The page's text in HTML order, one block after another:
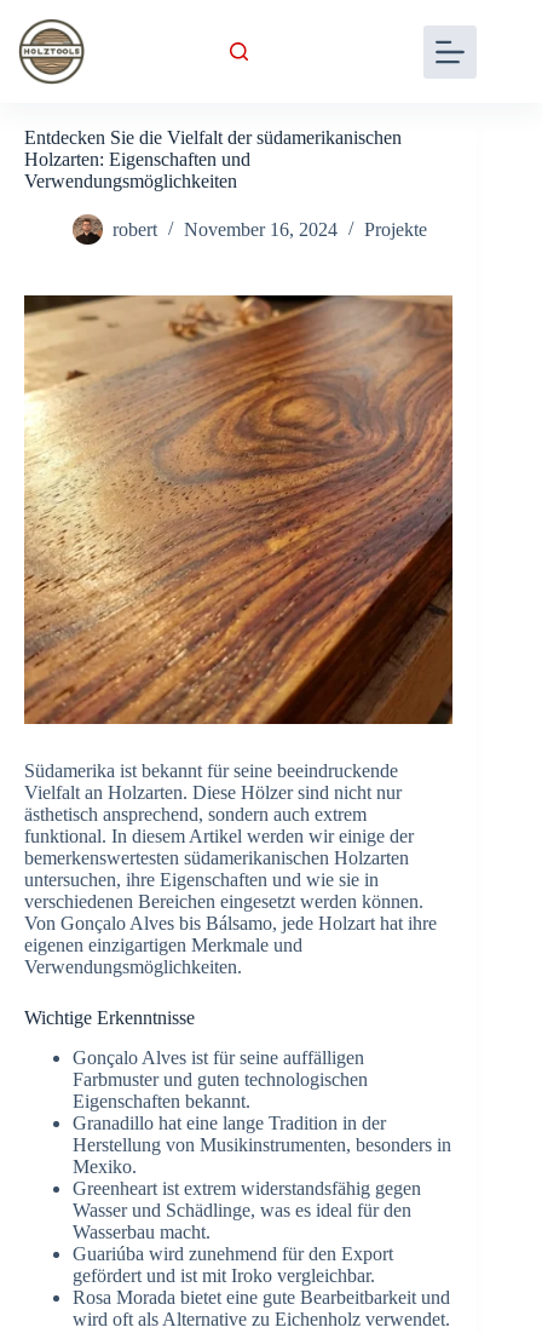
content
Entdecken Sie die Vielfalt der südamerikanischen
Holzarten: Eigenschaften und
Verwendungsmöglichkeiten
robert November 16, 2024 Projekte
Südamerika ist bekannt für seine beeindruckende
Vielfalt an Holzarten. Diese Hölzer sind nicht nur
ästhetisch ansprechend, sondern auch extrem
funktional. In diesem Artikel werden wir einige der
bemerkenswertesten südamerikanischen Holzarten
untersuchen, ihre Eigenschaften und wie sie in
verschiedenen Bereichen eingesetzt werden können.
Von Gonçalo Alves bis Bálsamo, jede Holzart hat ihre
eigenen einzigartigen Merkmale und
Verwendungsmöglichkeiten.
Wichtige Erkenntnisse
Gonçalo Alves ist für seine auffälligen
Farbmuster und guten technologischen
Eigenschaften bekannt.
Granadillo hat eine lange Tradition in der
Herstellung von Musikinstrumenten, besonders in
Mexiko.
Greenheart ist extrem widerstandsfähig gegen
Wasser und Schädlinge, was es ideal für den
Wasserbau macht.
Guariúba wird zunehmend für den Export
gefördert und ist mit Iroko vergleichbar.
Rosa Morada bietet eine gute Bearbeitbarkeit und
wird oft als Alternative zu Eichenholz verwendet.